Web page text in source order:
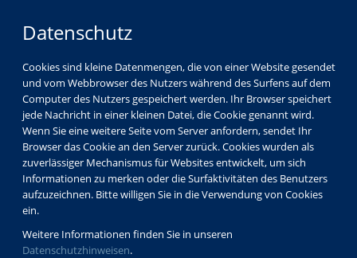
Datenschutz
Cookies sind kleine Datenmengen, die von einer Website gesendet
und vom Webbrowser des Nutzers während des Surfens auf dem
Computer des Nutzers gespeichert werden. Ihr Browser speichert
jede Nachricht in einer kleinen Datei, die Cookie genannt wird.
Wenn Sie eine weitere Seite vom Server anfordern, sendet Ihr
Browser das Cookie an den Server zurück. Cookies wurden als
zuverlässiger Mechanismus für Websites entwickelt, um sich
Informationen zu merken oder die Surfaktivitäten des Benutzers
aufzuzeichnen. Bitte willigen Sie in die Verwendung von Cookies
ein.
Weitere Informationen finden Sie in unseren
Datenschutzhinweisen.